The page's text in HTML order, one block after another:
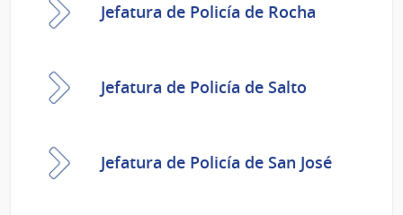
Jefatura de Policía de Rocha
Jefatura de Policía de Salto
Jefatura de Policía de San José